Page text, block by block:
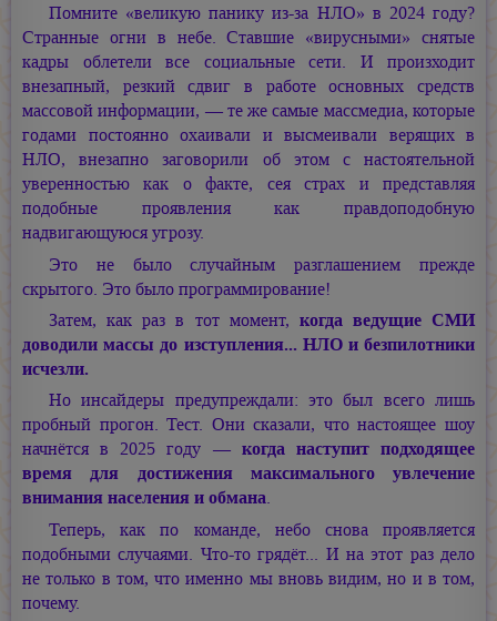
Помните «великую панику из-за НЛО» в 2024 году?
Странные огни в небе. Ставшие «вирусными» снятые
кадры облетели все социальные сети. И произходит
внезапный, резкий сдвиг в работе основных средств
массовой информации, — те же самые массмедиа, которые
годами постоянно охаивали и высмеивали верящих в
НЛО, внезапно заговорили об этом с настоятельной
уверенностью как о факте, сея страх и представляя
подобные проявления как правдоподобную
надвигающуюся угрозу.
Это не было случайным разглашением прежде
скрытого. Это было программирование!
Затем, как раз в тот момент, когда ведущие СМИ
доводили массы до изступления... НЛО и безпилотники
исчезли.
Но инсайдеры предупреждали: это был всего лишь
пробный прогон. Тест. Они сказали, что настоящее шоу
начнётся в 2025 году — когда наступит подходящее
время для достижения максимального увлечение
внимания населения и обмана.
Теперь, как по команде, небо снова проявляется
подобными случаями. Что-то грядёт... И на этот раз дело
не только в том, что именно мы вновь видим, но и в том,
почему.